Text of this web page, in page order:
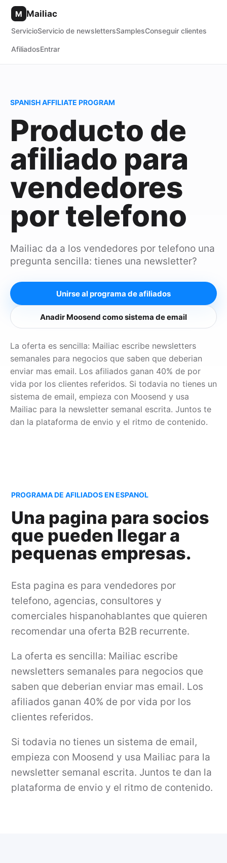
M Mailiac
ServicioServicio de newslettersSamplesConseguir clientes
AfiliadosEntrar
SPANISH AFFILIATE PROGRAM
Producto de
afiliado para
vendedores
por telefono
Mailiac da a los vendedores por telefono una
pregunta sencilla: tienes una newsletter?
Unirse al programa de afiliados
Anadir Moosend como sistema de email
La oferta es sencilla: Mailiac escribe newsletters
semanales para negocios que saben que deberian
enviar mas email. Los afiliados ganan 40% de por
vida por los clientes referidos. Si todavia no tienes un
sistema de email, empieza con Moosend y usa
Mailiac para la newsletter semanal escrita. Juntos te
dan la plataforma de envio y el ritmo de contenido.
PROGRAMA DE AFILIADOS EN ESPANOL
Una pagina para socios
que pueden llegar a
pequenas empresas.
Esta pagina es para vendedores por
telefono, agencias, consultores y
comerciales hispanohablantes que quieren
recomendar una oferta B2B recurrente.
La oferta es sencilla: Mailiac escribe
newsletters semanales para negocios que
saben que deberian enviar mas email. Los
afiliados ganan 40% de por vida por los
clientes referidos.
Si todavia no tienes un sistema de email,
empieza con Moosend y usa Mailiac para la
newsletter semanal escrita. Juntos te dan la
plataforma de envio y el ritmo de contenido.